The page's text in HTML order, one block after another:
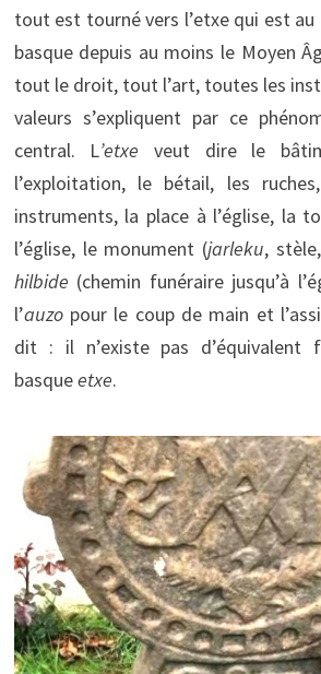
tout est tourné vers l’etxe qui est
basque depuis au moins le Moyen
tout le droit, tout l’art, toutes les
valeurs s’expliquent par ce
central. L’etxe veut dire le
l’exploitation, le bétail, les
instruments, la place à l’église, la
l’église, le monument (jarleku,
hilbide (chemin funéraire jusqu’à
l’auzopour le coup de main et
dit : il n’existe pas d’équivalent
basqueetxe.